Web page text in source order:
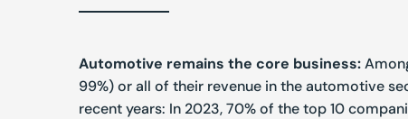
Automotive remains the core business:
99%) or all of their revenue in the automotive
recent years: In 2023, 70% of the top 10